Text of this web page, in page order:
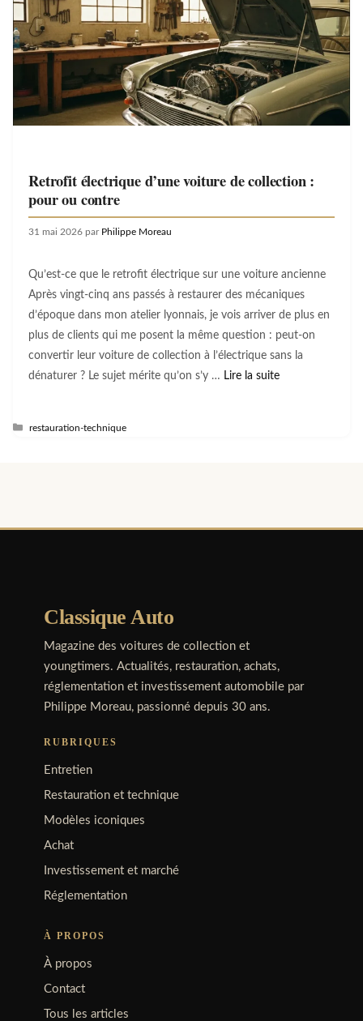
Retrofit électrique d’une voiture de collection :
pour ou contre
31 mai 2026 par Philippe Moreau
Qu’est-ce que le retrofit électrique sur une voiture ancienne
Après vingt-cinq ans passés à restaurer des mécaniques
d’époque dans mon atelier lyonnais, je vois arriver de plus en
plus de clients qui me posent la même question : peut-on
convertir leur voiture de collection à l’électrique sans la
dénaturer ? Le sujet mérite qu’on s’y … Lire la suite
Catégories
restauration-technique
Classique Auto
Magazine des voitures de collection et
youngtimers. Actualités, restauration, achats,
réglementation et investissement automobile par
Philippe Moreau, passionné depuis 30 ans.
RUBRIQUES
Entretien
Restauration et technique
Modèles iconiques
Achat
Investissement et marché
Réglementation
À PROPOS
À propos
Contact
Tous les articles